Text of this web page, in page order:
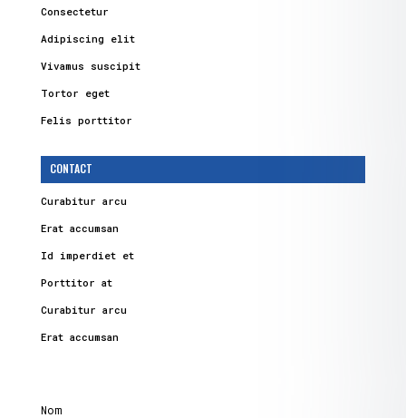
Consectetur
Adipiscing elit
Vivamus suscipit
Tortor eget
Felis porttitor
CONTACT
Curabitur arcu
Erat accumsan
Id imperdiet et
Porttitor at
Curabitur arcu
Erat accumsan